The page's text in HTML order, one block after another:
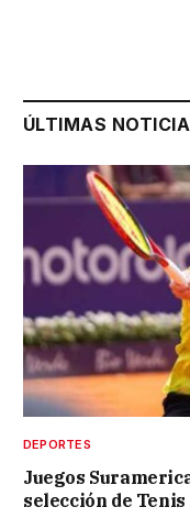
ÚLTIMAS
DEPORTES
Juegos
selección de Tenis